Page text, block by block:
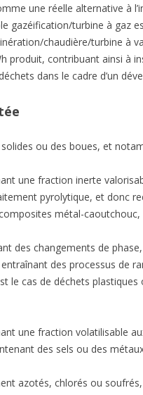
une réelle alternative à
gazéification/turbine à gaz
chaudière/turbine à
produit, contribuant ainsi à
dans le cadre d’un
ou des boues, et
une fraction inerte
pyrolytique, et donc
métal-caoutchouc,
des changements de
des processus de
le cas de déchets
une fraction volatilisable
des sels ou des
azotés, chlorés ou